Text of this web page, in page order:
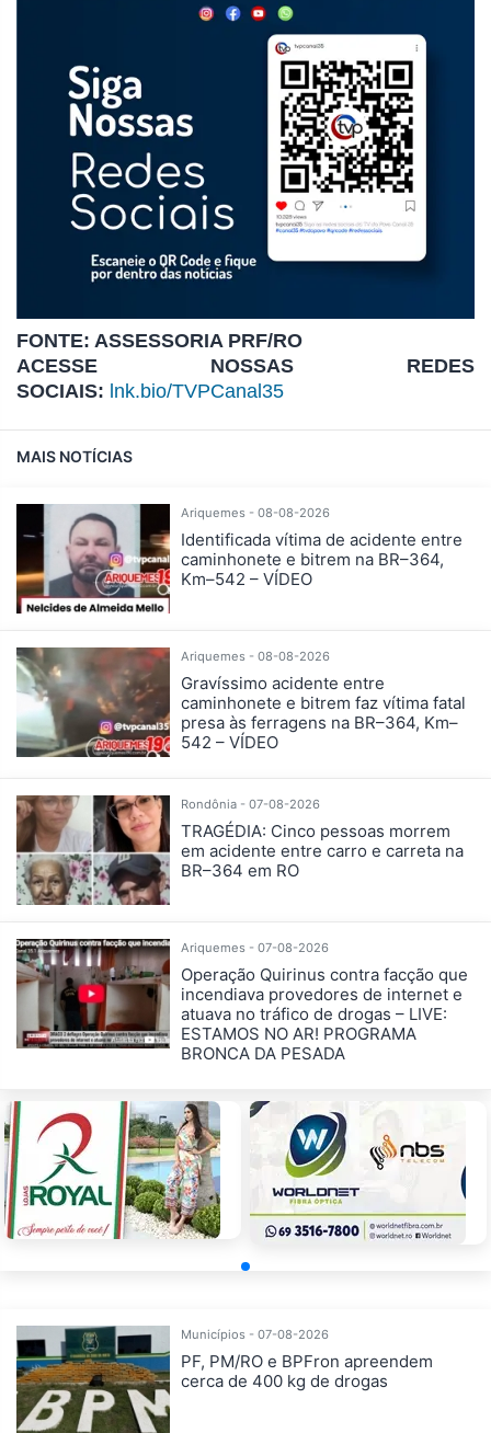
FONTE: ASSESSORIA PRF/RO
ACESSE NOSSAS REDES
SOCIAIS: lnk.bio/TVPCanal35
MAIS NOTÍCIAS
Ariquemes - 08-08-2026
Identificada vítima de acidente entre
caminhonete e bitrem na BR–364,
Km–542 – VÍDEO
Ariquemes - 08-08-2026
Gravíssimo acidente entre
caminhonete e bitrem faz vítima fatal
presa às ferragens na BR–364, Km–
542 – VÍDEO
Rondônia - 07-08-2026
TRAGÉDIA: Cinco pessoas morrem
em acidente entre carro e carreta na
BR–364 em RO
Ariquemes - 07-08-2026
Operação Quirinus contra facção que
incendiava provedores de internet e
atuava no tráfico de drogas – LIVE:
ESTAMOS NO AR! PROGRAMA
BRONCA DA PESADA
Municípios - 07-08-2026
PF, PM/RO e BPFron apreendem
cerca de 400 kg de drogas